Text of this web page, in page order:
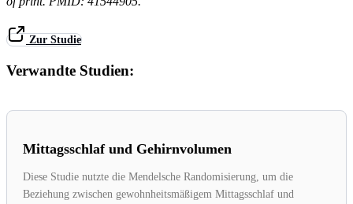
Zur Studie
Verwandte Studien:
Mittagsschlaf und Gehirnvolumen
Diese Studie nutzte die Mendelsche Randomisierung, um die
Beziehung zwischen gewohnheitsmäßigem Mittagsschlaf und